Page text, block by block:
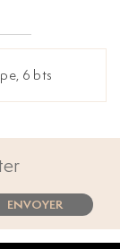
6 bts
ENVOYER